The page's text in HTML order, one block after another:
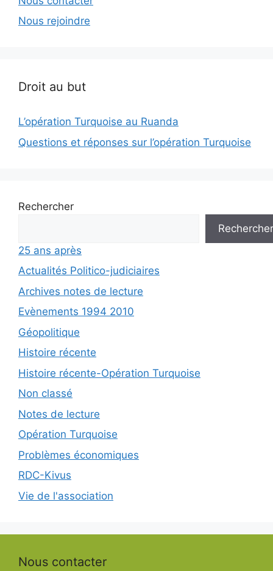
Nous rejoindre
Droit au but
L’opération Turquoise au Ruanda
Questions et réponses sur l’opération Turquoise
Rechercher
Rechercher
25 ans après
Actualités Politico-judiciaires
Archives notes de lecture
Evènements 1994 2010
Géopolitique
Histoire récente
Histoire récente-Opération Turquoise
Non classé
Notes de lecture
Opération Turquoise
Problèmes économiques
RDC-Kivus
Vie de l'association
Nous contacter